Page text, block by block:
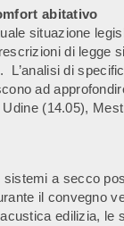
abitativo
situazione
di legge
di
ad
(14.05),
sistemi a secco
il convegno
edilizia, le